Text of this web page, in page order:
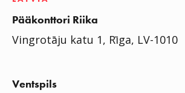
Pääkonttori Riika
Vingrotāju katu 1, Rīga, LV-1010
Ventspils